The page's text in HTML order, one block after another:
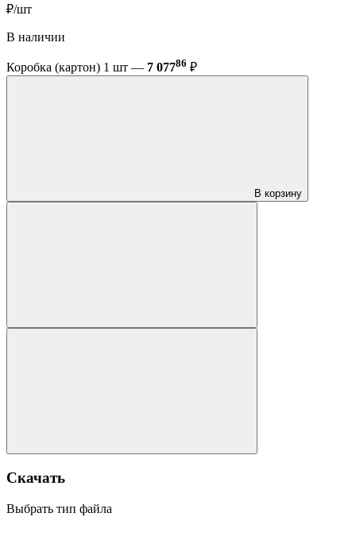
₽/шт
В наличии
Коробка (картон) 1 шт — 7 07786 ₽
В корзину
Скачать
Выбрать тип файла